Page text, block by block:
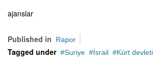
ajanslar
Published in Rapor
Tagged under Suriye İsrail
Kürt devleti